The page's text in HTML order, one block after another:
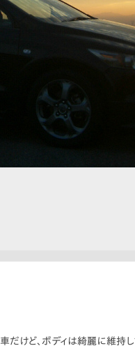
けど、ボディは綺麗に維持